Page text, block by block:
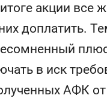
акции все
доплатить.
в иск
АФК